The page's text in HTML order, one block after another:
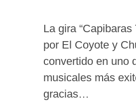
La gira “Capibaras
por El Coyote y
convertido en uno
musicales más
gracias…